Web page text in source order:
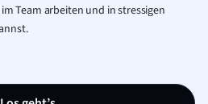
Team arbeiten und in stressigen